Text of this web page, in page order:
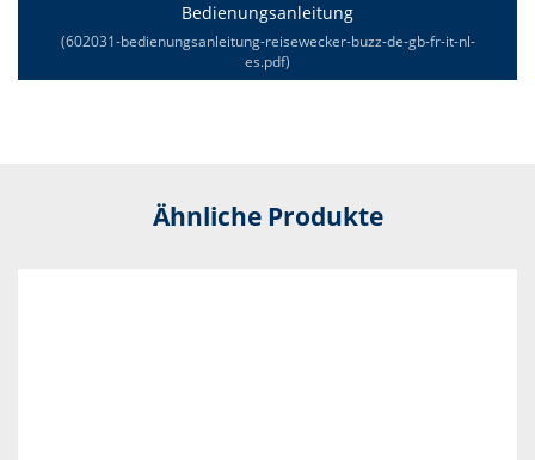
Bedienungsanleitung
(602031-bedienungsanleitung-reisewecker-buzz-de-gb-fr-it-nl-
es.pdf)
Ähnliche Produkte